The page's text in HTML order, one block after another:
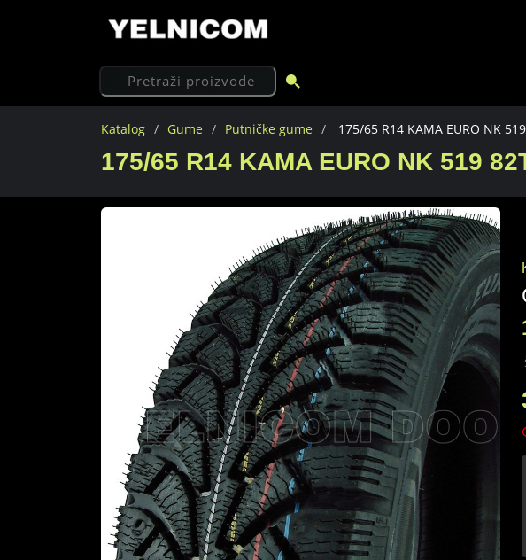
Katalog Gume Putničke gume 175/65 R14 KAMA EURO NK
175/65 R14 KAMA EURO NK 519